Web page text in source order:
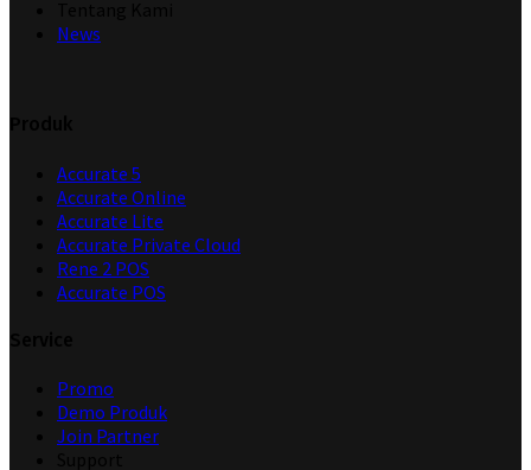
News
Accurate 5
Accurate Online
Accurate Lite
Accurate Private Cloud
Rene 2 POS
Accurate POS
Promo
Demo Produk
Join Partner